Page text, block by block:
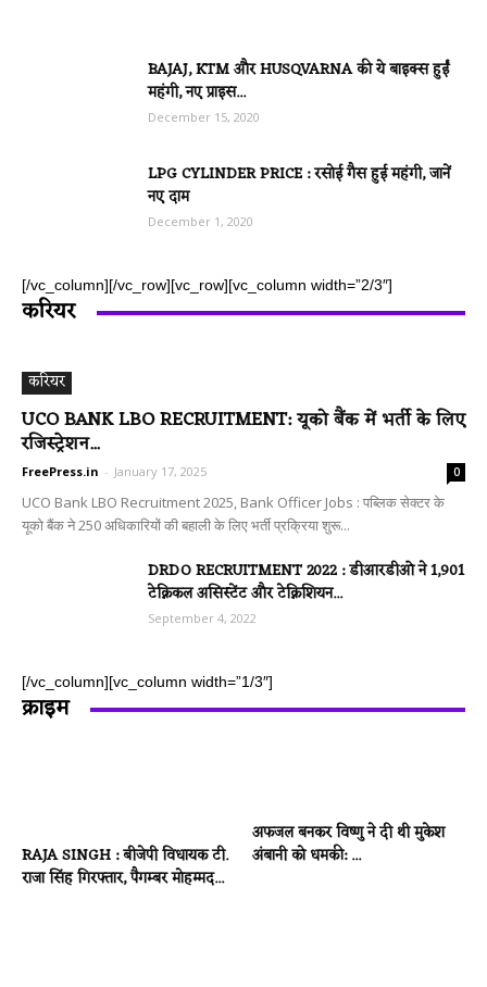
BAJAJ, KTM और HUSQVARNA की ये बाइक्स हुईं
महंगी, नए प्राइस...
December 15, 2020
LPG CYLINDER PRICE : रसोई गैस हुई महंगी, जानें
नए दाम
December 1, 2020
[/vc_column][/vc_row][vc_row][vc_column width=”2/3″]
करियर
करियर
UCO BANK LBO RECRUITMENT: यूको बैंक में भर्ती के लिए
रजिस्ट्रेशन...
FreePress.in - January 17, 2025 0
UCO Bank LBO Recruitment 2025, Bank Officer Jobs : पब्लिक सेक्टर के
यूको बैंक ने 250 अधिकारियों की बहाली के लिए भर्ती प्रक्रिया शुरू...
DRDO RECRUITMENT 2022 : डीआरडीओ ने 1,901
टेक्निकल असिस्टेंट और टेक्निशियन...
September 4, 2022
[/vc_column][vc_column width=”1/3″]
क्राइम
RAJA SINGH : बीजेपी विधायक टी.
राजा सिंह गिरफ्तार, पैगम्बर मोहम्मद...
अफजल बनकर विष्णु ने दी थी मुकेश
अंबानी को धमकी: ...